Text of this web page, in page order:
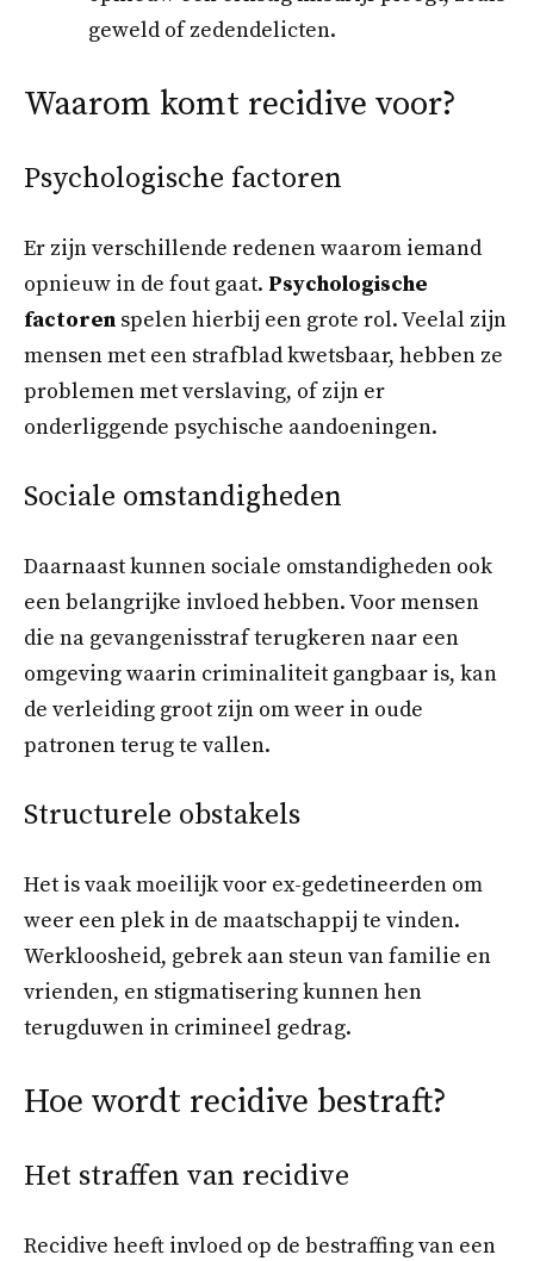
geweld of zedendelicten.
Waarom komt recidive voor?
Psychologische factoren
Er zijn verschillende redenen waarom iemand
opnieuw in de fout gaat. Psychologische
factoren spelen hierbij een grote rol. Veelal zijn
mensen met een strafblad kwetsbaar, hebben ze
problemen met verslaving, of zijn er
onderliggende psychische aandoeningen.
Sociale omstandigheden
Daarnaast kunnen sociale omstandigheden ook
een belangrijke invloed hebben. Voor mensen
die na gevangenisstraf terugkeren naar een
omgeving waarin criminaliteit gangbaar is, kan
de verleiding groot zijn om weer in oude
patronen terug te vallen.
Structurele obstakels
Het is vaak moeilijk voor ex-gedetineerden om
weer een plek in de maatschappij te vinden.
Werkloosheid, gebrek aan steun van familie en
vrienden, en stigmatisering kunnen hen
terugduwen in crimineel gedrag.
Hoe wordt recidive bestraft?
Het straffen van recidive
Recidive heeft invloed op de bestraffing van een